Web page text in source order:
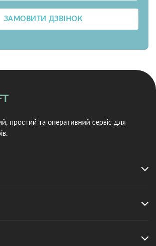
ЗАМОВИТИ ДЗВІНОК
простий та оперативний сервіс для